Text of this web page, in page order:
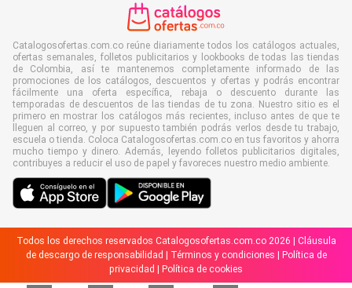
Catalogosofertas.com.co reúne diariamente todos los catálogos actuales,
ofertas semanales, folletos publicitarios y lookbooks de todas las tiendas
de Colombia, así te mantenemos completamente informado de las
promociones de los catálogos, descuentos y ofertas y podrás encontrar
fácilmente una oferta específica, rebaja o descuento durante las
temporadas de descuentos de las tiendas de tu zona. Nuestro sitio es el
primero en mostrar los catálogos más recientes, incluso antes de que te
lleguen al correo, y por supuesto también podrás verlos desde tu trabajo,
escuela o tienda. Coloca Catalogosofertas.com.co en tus favoritos y ahorra
mucho tiempo y dinero. Además, leyendo folletos publicitarios digitales,
contribuyes a reducir el uso de papel y favoreces nuestro medio ambiente.
Todos los derechos reservados Catalogosofertas.com.co 2026 | Cláusula
de descargo de responsabilidad
Términos y condiciones
Política de
privacidad
Política de cookies